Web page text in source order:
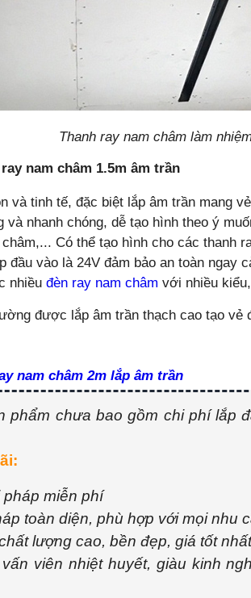
Thanh ray nam châm làm
nam châm 1.5m âm trần
và tinh tế, đặc biệt lắp âm trần mang
và nhanh chóng, dễ tạo hình theo ý
Có thể tạo hình cho các thanh
đầu vào là 24V đảm bảo an toàn ngay
nhiều đèn ray nam châm với nhiều
được lắp âm trần thạch cao tạo
nam châm 2m lắp âm trần
phẩm chưa bao gồm chi phí lắp
miễn phí
toàn diện, phù hợp với mọi nhu
lượng cao, bền đẹp, giá tốt
viên nhiệt huyết, giàu kinh